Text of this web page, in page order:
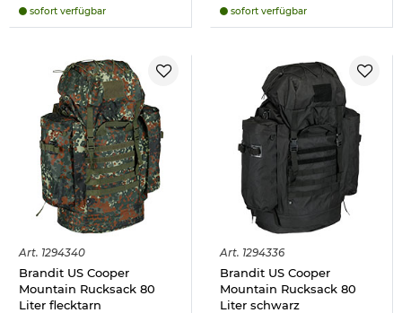
sofort verfügbar sofort verfügbar
Art. 1294340
Brandit US Cooper
Mountain Rucksack 80
Liter flecktarn
Art. 1294336
Brandit US Cooper
Mountain Rucksack 80
Liter schwarz